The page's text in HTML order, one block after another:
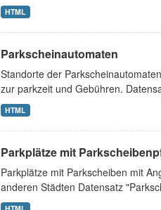
HTML
Parkscheinautomaten
Standorte der
zur parkzeit und Gebühren.
HTML
Parkplätze mit
Parkplätze mit Parkscheiben mit
anderen Städten Datensatz